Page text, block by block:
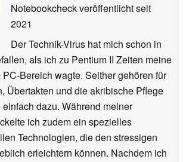
Notebookcheck veröffentlichtseit
2021
Der Technik-Virus hat mich schon in
als ich zu Pentium II Zeiten meine
Bereich wagte. Seither gehören für
Übertakten und die akribische Pflege
dazu. Während meiner
ich zudem ein spezielles
Technologien, die den stressigen
erleichtern können. Nachdem ich